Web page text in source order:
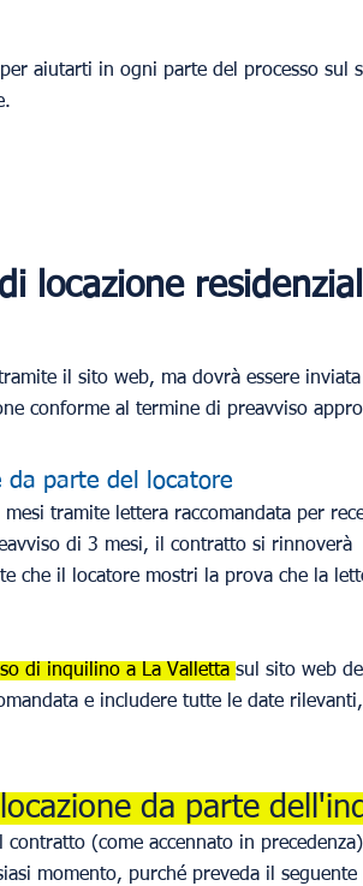
per aiutarti in ogni parte del processo sul
locazione
il sito web, ma dovrà essere
conforme al termine di preavviso
da parte del locatore
tramite lettera raccomandata per
di 3 mesi, il contratto si rinnoverà
che il locatore mostri la prova che la
di inquilino a La Valletta sul sito web
e includere tutte le date
da parte
(come accennato in
momento, purché preveda il